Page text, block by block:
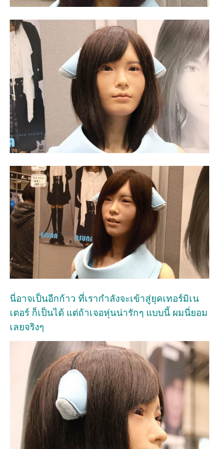
นี่อาจเป็นอีกก้าว ที่เรากำลังจะเข้าสู่ยุคเทอร์มิเน
เตอร์ ก็เป็นได้ แต่ถ้าเจอหุ่นน่ารักๆ แบบนี้ ผมนี่ยอม
เลยจริงๆ